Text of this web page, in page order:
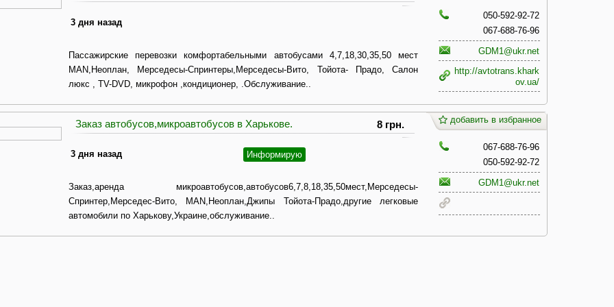
3 дня назад
Пассажирские перевозки комфортабельными автобусами 4,7,18,30,35,50 мест
МАN,Неоплан, Мерседесы-Спринтеры,Мерседесы-Вито, Тойота- Прадо, Салон
люкс , TV-DVD, микрофон ,кондиционер, .Обслуживание..
050-592-92-72
067-688-76-96
GDM1@ukr.net
http://avtotrans.khark
ov.ua/
Заказ автобусов,микроавтобусов в Харькове. 8 грн.
3 дня назад Информирую
Заказ,аренда микроавтобусов,автобусов6,7,8,18,35,50мест,Мерседесы-
Спринтер,Мерседес-Вито, MAN,Неоплан,Джипы Тойота-Прадо,другие легковые
автомобили по Харькову,Украине,обслуживание..
добавить в избранное
067-688-76-96
050-592-92-72
GDM1@ukr.net